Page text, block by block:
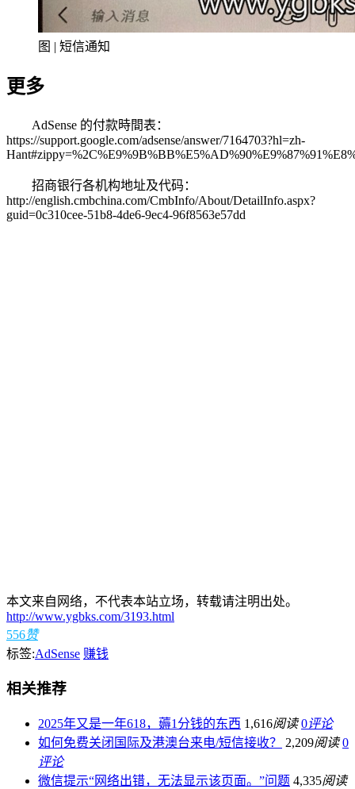
图 | 短信通知
更多
AdSense 的付款時間表：
https://support.google.com/adsense/answer/7164703?hl=zh-
招商银行各机构地址及代码：
http://english.cmbchina.com/CmbInfo/About/DetailInfo.aspx?
guid=0c310cee-51b8-4de6-9ec4-96f8563e57dd
本文来自网络，不代表本站立场，转载请注明出处。
http://www.ygbks.com/3193.html
556赞
标签:AdSense 赚钱
相关推荐
2025年又是一年618，薅1分钱的东西 1,616阅读 0评论
如何免费关闭国际及港澳台来电/短信接收？
2,209阅读 0
评论
微信提示“网络出错，无法显示该页面。”问题 4,335阅读